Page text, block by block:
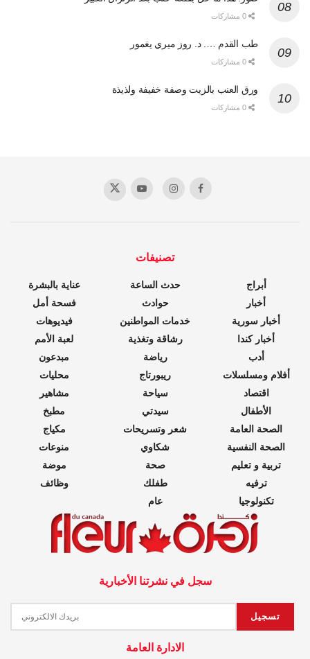
طب القدم …. د. روز ميري يغمور
ورق العنب بالزيت وصفة خفيفة ولذيذة
تصنيفات
أبراج
أخبار
أخبار سورية
أخبار كندا
أدب
أفلام ومسلسلات
اقتصاد
الأطفال
الصحة العامة
الصحة النفسية
تربية و تعليم
ترفيه
تكنولوجيا
حدث الساعة
حوادث
خدمات المواطنين
رشاقة وتغذية
رياضة
ريبورتاج
سياحة
سيدتي
شعر وتسريحات
شكاوي
صحة
طفلك
عام
عناية بالبشرة
فسحة أمل
فيديوهات
لعبة الأمم
مبدعون
محليات
مشاهير
مطبخ
مكياج
منوعات
موضة
وظائف
سجل في نشرتنا الأخبارية
الادارة العامة